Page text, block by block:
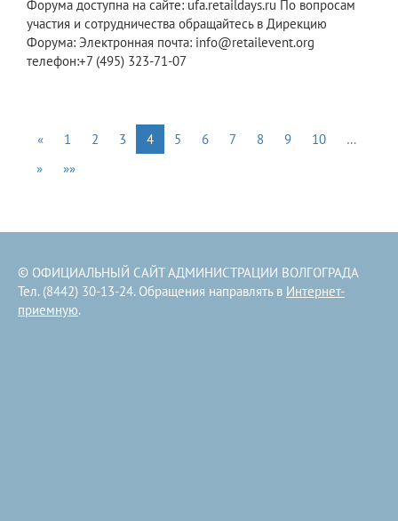
Форума доступна на сайте: ufa.retaildays.ru По вопросам
участия и сотрудничества обращайтесь в Дирекцию
Форума: Электронная почта: info@retailevent.org
телефон:+7 (495) 323-71-07
« 1 2 3 4 5 6 7 8 9 10
…
»
»»
© ОФИЦИАЛЬНЫЙ САЙТ АДМИНИСТРАЦИИ ВОЛГОГРАДА
Тел. (8442) 30-13-24. Обращения направлять в Интернет-
приемную.